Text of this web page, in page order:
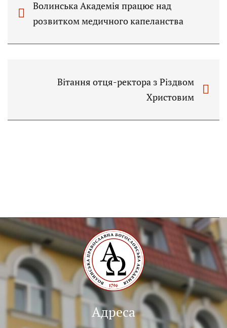
Волинська Академія працює над
розвитком медичного капеланства
Вітання отця-ректора з Різдвом
Христовим
Адреса